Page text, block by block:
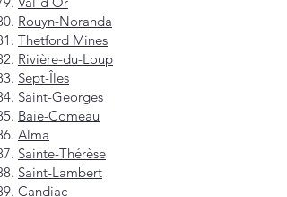
Rouyn-Noranda
Thetford Mines
Rivière-du-Loup
Sept-Îles
Saint-Georges
Baie-Comeau
Alma
Sainte-Thérèse
Saint-Lambert
Candiac